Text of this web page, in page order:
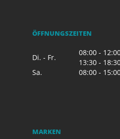
ÖFFNUNGSZEITEN
Di. - Fr.
08:00 -
13:30 -
Sa.
08:00 -
MARKEN